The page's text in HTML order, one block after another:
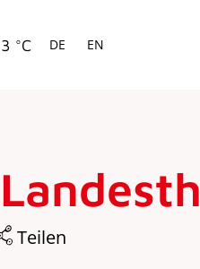
°C DE EN
Teilen